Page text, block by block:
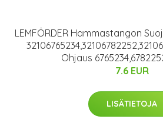
LEMFÖRDER Hammastangon
Ohjaus
7.6 EUR
LISÄTIETOJA